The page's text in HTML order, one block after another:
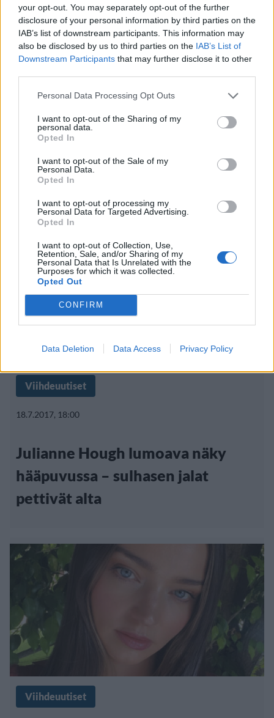
your opt-out. You may separately opt-out of the further
disclosure of your personal information by third parties on the
IAB’s list of downstream participants. This information may
also be disclosed by us to third parties on the IAB’s List of
Downstream Participants that may further disclose it to other
Personal Data Processing Opt Outs
I want to opt-out of the Sharing of my
personal data.
Opted In
I want to opt-out of the Sale of my
Personal Data.
Opted In
I want to opt-out of processing my
Personal Data for Targeted Advertising.
Opted In
I want to opt-out of Collection, Use,
Retention, Sale, and/or Sharing of my
Personal Data that Is Unrelated with the
Purposes for which it was collected.
Opted Out
CONFIRM
Data Deletion Data Access Privacy Policy
Viihdeuutiset
21.7.2017, 13:30
Hääpuvut tehtiin vessapaperista –
et usko silmiäsi miten upeita!
Viihdeuutiset
18.7.2017, 18:00
Julianne Hough lumoava näky
hääpuvussa – sulhasen jalat
pettivät alta
Viihdeuutiset